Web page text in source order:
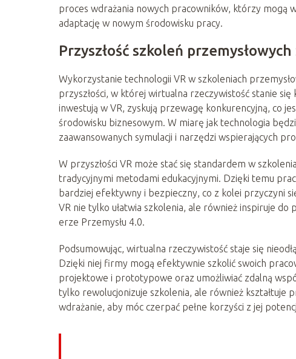
proces wdrażania nowych pracowników, którzy mogą
adaptację w nowym środowisku pracy.
Przyszłość szkoleń
Wykorzystanie technologii VR w szkoleniach
przyszłości, w której wirtualna rzeczywistość stanie
inwestują w VR, zyskują przewagę konkurencyjną, co
środowisku biznesowym. W miarę jak technologia
zaawansowanych symulacji i narzędzi wspierających
W przyszłości VR może stać się standardem w
tradycyjnymi metodami edukacyjnymi. Dzięki temu
bardziej efektywny i bezpieczny, co z kolei przyczyni
VR nie tylko ułatwia szkolenia, ale również inspiruje
erze Przemysłu 4.0.
Podsumowując, wirtualna rzeczywistość staje się
Dzięki niej firmy mogą efektywnie szkolić swoich
projektowe i prototypowe oraz umożliwiać zdalną
tylko rewolucjonizuje szkolenia, ale również kształtuje
wdrażanie, aby móc czerpać pełne korzyści z jej